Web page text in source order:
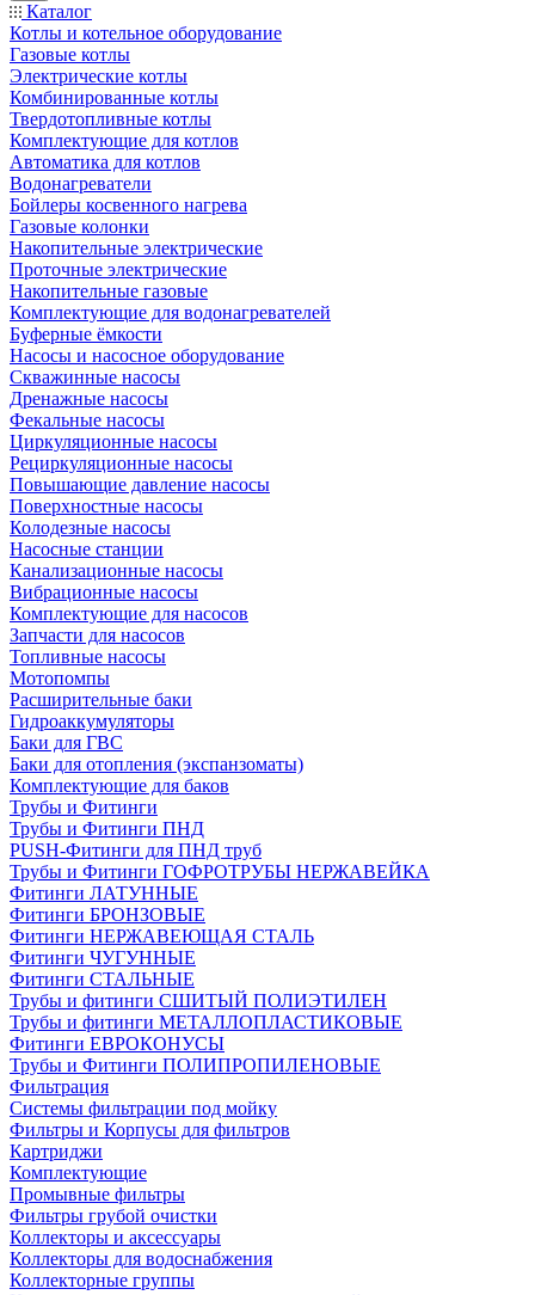
Каталог
Котлы и котельное оборудование
Газовые котлы
Электрические котлы
Комбинированные котлы
Твердотопливные котлы
Комплектующие для котлов
Автоматика для котлов
Водонагреватели
Бойлеры косвенного нагрева
Газовые колонки
Накопительные электрические
Проточные электрические
Накопительные газовые
Комплектующие для водонагревателей
Буферные ёмкости
Насосы и насосное оборудование
Скважинные насосы
Дренажные насосы
Фекальные насосы
Циркуляционные насосы
Рециркуляционные насосы
Повышающие давление насосы
Поверхностные насосы
Колодезные насосы
Насосные станции
Канализационные насосы
Вибрационные насосы
Комплектующие для насосов
Запчасти для насосов
Топливные насосы
Мотопомпы
Расширительные баки
Гидроаккумуляторы
Баки для ГВС
Баки для отопления (экспанзоматы)
Комплектующие для баков
Трубы и Фитинги
Трубы и Фитинги ПНД
PUSH-Фитинги для ПНД труб
Трубы и Фитинги ГОФРОТРУБЫ НЕРЖАВЕЙКА
Фитинги ЛАТУННЫЕ
Фитинги БРОНЗОВЫЕ
Фитинги НЕРЖАВЕЮЩАЯ СТАЛЬ
Фитинги ЧУГУННЫЕ
Фитинги СТАЛЬНЫЕ
Трубы и фитинги СШИТЫЙ ПОЛИЭТИЛЕН
Трубы и фитинги МЕТАЛЛОПЛАСТИКОВЫЕ
Фитинги ЕВРОКОНУСЫ
Трубы и Фитинги ПОЛИПРОПИЛЕНОВЫЕ
Фильтрация
Системы фильтрации под мойку
Фильтры и Корпусы для фильтров
Картриджи
Комплектующие
Промывные фильтры
Фильтры грубой очистки
Коллекторы и аксессуары
Коллекторы для водоснабжения
Коллекторные группы